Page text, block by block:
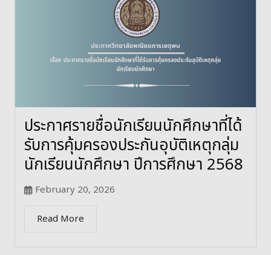
ประกาศรายชื่อนักเรียนนักศึกษาที่ได้
รับการคุ้มครองประกันอุบัติเหตุกลุ่ม
นักเรียนนักศึกษา ปีการศึกษา 2568
February 20, 2026
Read More